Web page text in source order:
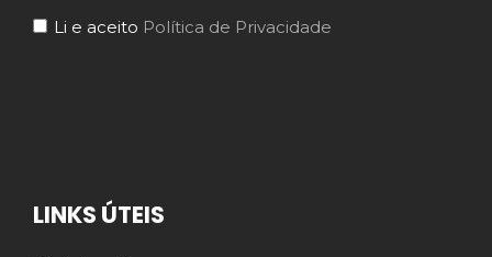
Li e aceito Política de Privacidade
LINKS ÚTEIS